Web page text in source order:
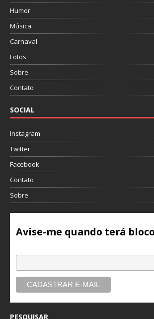
Humor
Música
Carnaval
Fotos
Sobre
Contato
SOCIAL
Instagram
Twitter
Facebook
Contato
Sobre
Avise-me quando terá
PESQUISAR